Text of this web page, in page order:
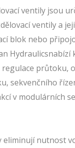
ventily jsou
ventily a
blok nebo
průtoku,
sekvenčního
v modulárních
eliminují nutnost